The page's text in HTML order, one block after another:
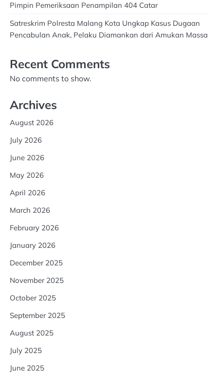
Pimpin Pemeriksaan Penampilan 404 Catar
Satreskrim Polresta Malang Kota Ungkap Kasus Dugaan
Pencabulan Anak, Pelaku Diamankan dari Amukan Massa
Recent Comments
No comments to show.
Archives
August 2026
July 2026
June 2026
May 2026
April 2026
March 2026
February 2026
January 2026
December 2025
November 2025
October 2025
September 2025
August 2025
July 2025
June 2025